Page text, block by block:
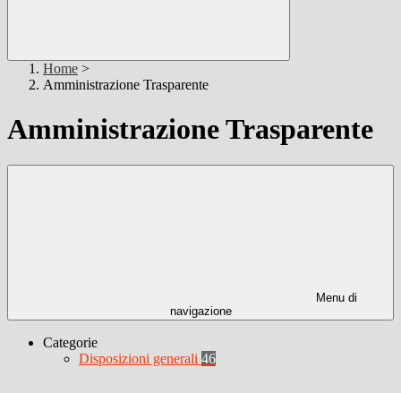
Home >
Amministrazione Trasparente
Amministrazione Trasparente
Menu di
navigazione
Categorie
Disposizioni generali 46